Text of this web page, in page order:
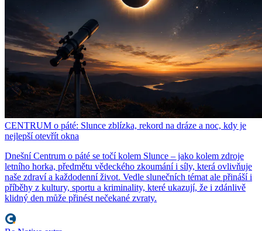
CENTRUM o páté: Slunce zblízka, rekord na dráze a noc, kdy je
nejlepší otevřít okna
Dnešní Centrum o páté se točí kolem Slunce – jako kolem zdroje
letního horka, předmětu vědeckého zkoumání i síly, která ovlivňuje
naše zdraví a každodenní život. Vedle slunečních témat ale přináší i
příběhy z kultury, sportu a kriminality, které ukazují, že i zdánlivě
klidný den může přinést nečekané zvraty.